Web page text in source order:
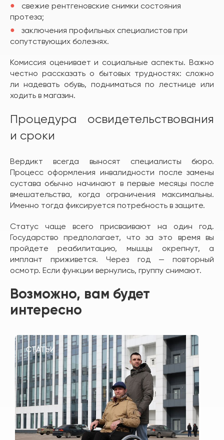
свежие рентгеновские снимки состояния
протеза;
заключения профильных специалистов при
сопутствующих болезнях.
Комиссия оценивает и социальные аспекты. Важно
честно рассказать о бытовых трудностях: сложно
ли надевать обувь, подниматься по лестнице или
ходить в магазин.
Процедура освидетельствования
и сроки
Вердикт всегда выносят специалисты бюро.
Процесс оформления инвалидности после замены
сустава обычно начинают в первые месяцы после
вмешательства, когда ограничения максимальны.
Именно тогда фиксируется потребность в защите.
Статус чаще всего присваивают на один год.
Государство предполагает, что за это время вы
пройдете реабилитацию, мышцы окрепнут, а
имплант приживется. Через год — повторный
осмотр. Если функции вернулись, группу снимают.
Возможно, вам будет
интересно
СТАТЬИ